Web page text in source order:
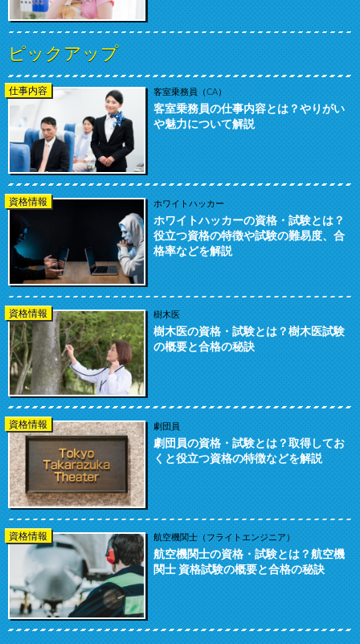
ピックアップ
仕事内容 客室乗務員（CA）
客室乗務員の仕事内容とは？やりがい
や魅力について解説
資格情報 ホワイトハッカー
ホワイトハッカーの資格・試験とは？
役立つ資格の特徴や試験の難易度、合
格率などを解説
資格情報 樹木医
樹木医の資格・試験とは？樹木医試験
の概要と合格の秘訣
資格情報 劇団員
劇団員の資格・試験とは？取得してお
くと役立つ資格の特徴などを解説
資格情報 航空機関士（フライトエンジニア）
航空機関士の資格・試験とは？航空機
関士 資格試験の概要と合格の秘訣